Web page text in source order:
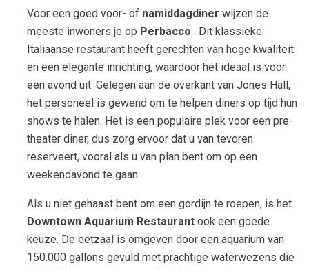
Voor een goed voor- of namiddagdiner wijzen de
meeste inwoners je op Perbacco . Dit klassieke
Italiaanse restaurant heeft gerechten van hoge kwaliteit
en een elegante inrichting, waardoor het ideaal is voor
een avond uit. Gelegen aan de overkant van Jones Hall,
het personeel is gewend om te helpen diners op tijd hun
shows te halen. Het is een populaire plek voor een pre-
theater diner, dus zorg ervoor dat u van tevoren
reserveert, vooral als u van plan bent om op een
weekendavond te gaan.
Als u niet gehaast bent om een ​​gordijn te roepen, is het
Downtown Aquarium Restaurant ook een goede
keuze. De eetzaal is omgeven door een aquarium van
150.000 gallons gevuld met prachtige waterwezens die